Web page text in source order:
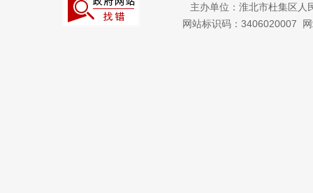
主办单位：淮北市杜集区
网站标识码：3406020007